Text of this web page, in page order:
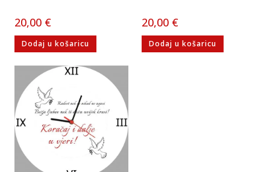
20,00 €
Dodaj u košaricu
20,00 €
Dodaj u košaricu